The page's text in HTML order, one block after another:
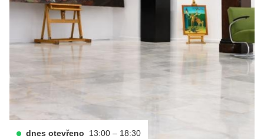
dnes otevřeno 13:00 – 18:30